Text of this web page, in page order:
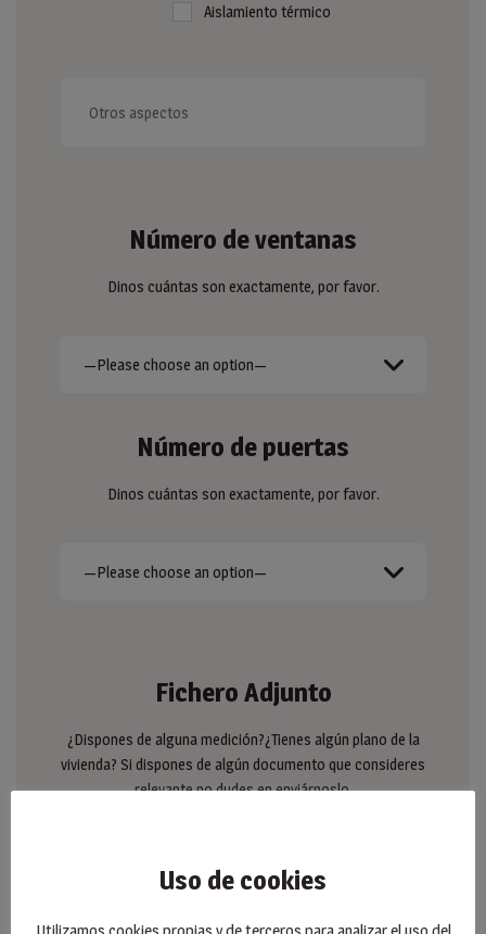
Aislamiento térmico
Número de ventanas
Dinos cuántas son exactamente, por favor.
Número de puertas
Dinos cuántas son exactamente, por favor.
Fichero Adjunto
¿Dispones de alguna medición?¿Tienes algún plano de la
vivienda? Si dispones de algún documento que consideres
relevante no dudes en enviárnoslo.
Uso de cookies